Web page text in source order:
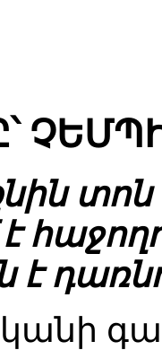
տոն
է